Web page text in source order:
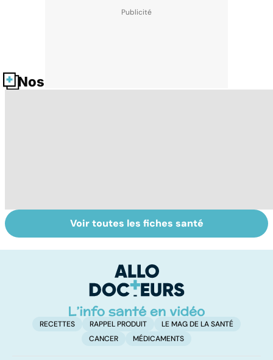
Nos fiches santé
Post-partum : un
bouleversement
Gynéco : un suivi
pour la vie
Voir toutes les fiches santé
RECETTES RAPPEL PRODUIT
LE MAG DE LA SANTÉ
CANCER
MÉDICAMENTS